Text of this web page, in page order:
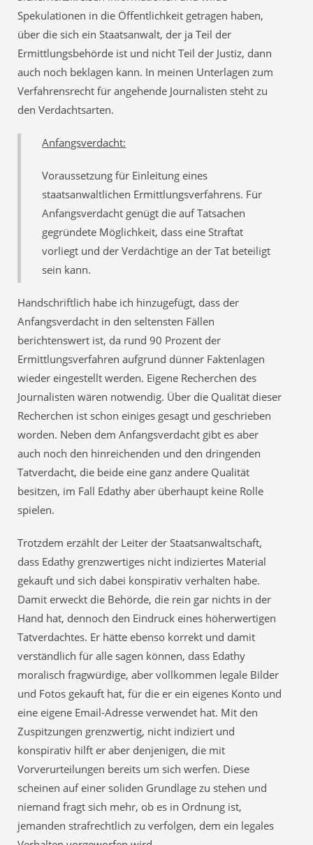
Spekulationen in die Öffentlichkeit getragen haben,
über die sich ein Staatsanwalt, der ja Teil der
Ermittlungsbehörde ist und nicht Teil der Justiz, dann
auch noch beklagen kann. In meinen Unterlagen zum
Verfahrensrecht für angehende Journalisten steht zu
den Verdachtsarten.
Anfangsverdacht:
Voraussetzung für Einleitung eines
staatsanwaltlichen Ermittlungsverfahrens. Für
Anfangsverdacht genügt die auf Tatsachen
gegründete Möglichkeit, dass eine Straftat
vorliegt und der Verdächtige an der Tat beteiligt
sein kann.
Handschriftlich habe ich hinzugefügt, dass der
Anfangsverdacht in den seltensten Fällen
berichtenswert ist, da rund 90 Prozent der
Ermittlungsverfahren aufgrund dünner Faktenlagen
wieder eingestellt werden. Eigene Recherchen des
Journalisten wären notwendig. Über die Qualität dieser
Recherchen ist schon einiges gesagt und geschrieben
worden. Neben dem Anfangsverdacht gibt es aber
auch noch den hinreichenden und den dringenden
Tatverdacht, die beide eine ganz andere Qualität
besitzen, im Fall Edathy aber überhaupt keine Rolle
spielen.
Trotzdem erzählt der Leiter der Staatsanwaltschaft,
dass Edathy grenzwertiges nicht indiziertes Material
gekauft und sich dabei konspirativ verhalten habe.
Damit erweckt die Behörde, die rein gar nichts in der
Hand hat, dennoch den Eindruck eines höherwertigen
Tatverdachtes. Er hätte ebenso korrekt und damit
verständlich für alle sagen können, dass Edathy
moralisch fragwürdige, aber vollkommen legale Bilder
und Fotos gekauft hat, für die er ein eigenes Konto und
eine eigene Email-Adresse verwendet hat. Mit den
Zuspitzungen grenzwertig, nicht indiziert und
konspirativ hilft er aber denjenigen, die mit
Vorverurteilungen bereits um sich werfen. Diese
scheinen auf einer soliden Grundlage zu stehen und
niemand fragt sich mehr, ob es in Ordnung ist,
jemanden strafrechtlich zu verfolgen, dem ein legales